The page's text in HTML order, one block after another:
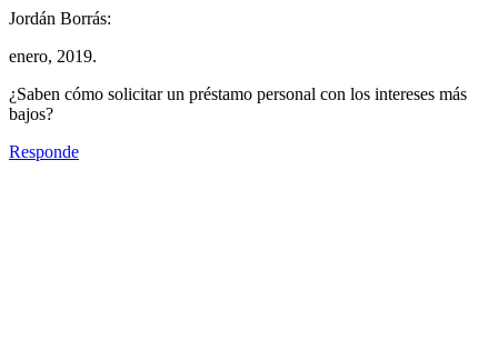
Jordán Borrás:
enero, 2019.
¿Saben cómo solicitar un préstamo personal con los intereses más
bajos?
Responde